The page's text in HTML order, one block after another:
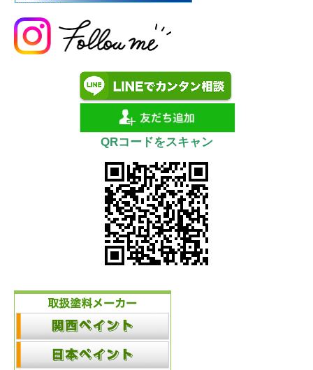
QRコードをスキャン